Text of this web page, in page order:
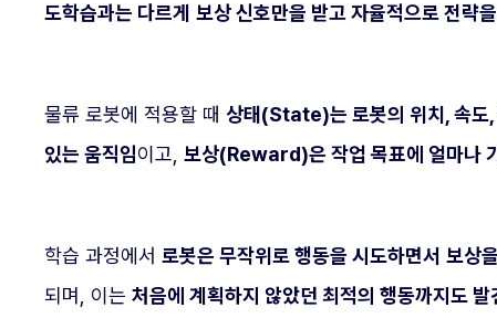
도학습과는 다르게 보상 신호만을 받고 자율적으로 전략
물류 로봇에 적용할 때 상태(State)는 로봇의 위치, 속도,
있는 움직임이고, 보상(Reward)은 작업 목표에 얼마나
학습 과정에서 로봇은 무작위로 행동을 시도하면서 보상
되며, 이는 처음에 계획하지 않았던 최적의 행동까지도 발